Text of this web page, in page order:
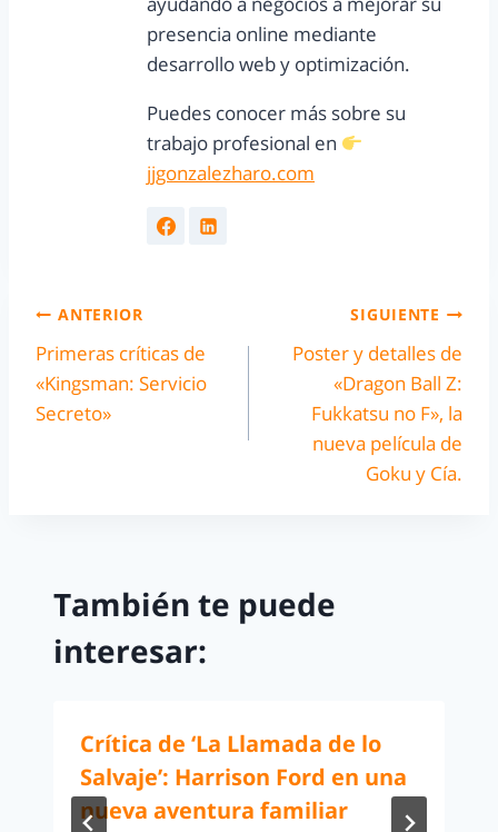
presencia online mediante
desarrollo web y optimización.
Puedes conocer más sobre su
trabajo profesional en
jjgonzalezharo.com
ANTERIOR
Primeras críticas de
«Kingsman: Servicio
Secreto»
SIGUIENTE
Poster y detalles de
«Dragon Ball Z:
Fukkatsu no F», la
nueva película de
Goku y Cía.
También te puede
interesar:
Crítica de ‘La Llamada de lo
Salvaje’: Harrison Ford en una
nueva aventura familiar